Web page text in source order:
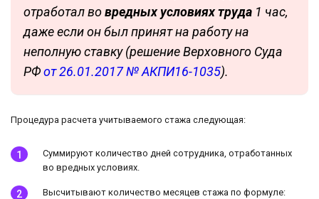
отработал вовредных условиях труда 1 час,
даже если он был принят на работу на
неполную ставку (решение Верховного Суда
РФот 26.01.2017 № АКПИ16-1035).
Процедура расчета учитываемого стажа следующая:
Суммируют количество дней сотрудника, отработанных
во вредных условиях.
Высчитывают количество месяцев стажа по формуле: